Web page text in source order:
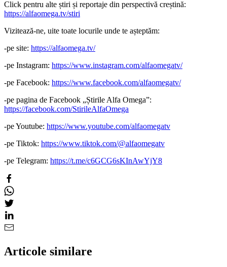
Click pentru alte știri și reportaje din perspectivă creștină:
https://alfaomega.tv/stiri
Vizitează-ne, uite toate locurile unde te așteptăm:
-pe site: https://alfaomega.tv/
-pe Instagram: https://www.instagram.com/alfaomegatv/
-pe Facebook: https://www.facebook.com/alfaomegatv/
-pe pagina de Facebook „Știrile Alfa Omega”:
https://facebook.com/StirileAlfaOmega
-pe Youtube: https://www.youtube.com/alfaomegatv
-pe Tiktok: https://www.tiktok.com/@alfaomegatv
-pe Telegram: https://t.me/c6GCG6sKInAwYjY8
Articole similare